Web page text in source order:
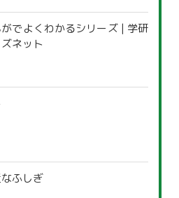
がでよくわかるシリーズ | 学研
ネット
ふしぎ